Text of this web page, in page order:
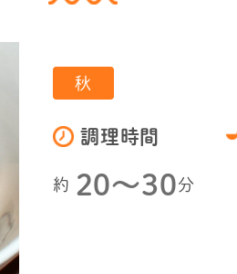
秋
調理時間
約 20〜30分